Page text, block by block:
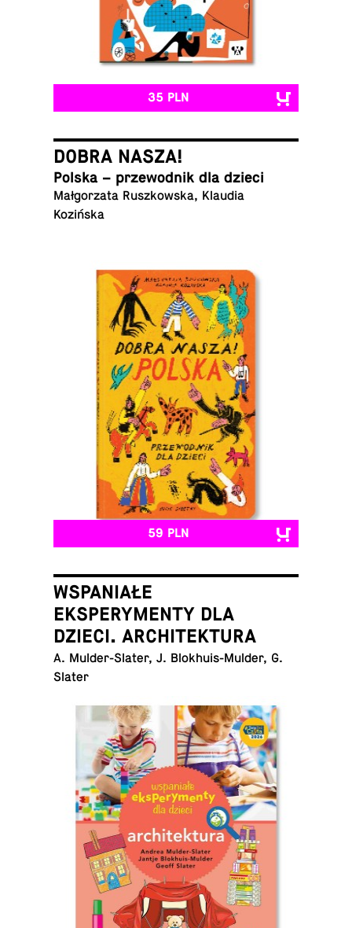
35 PLN
DOBRA NASZA!
Polska – prze­wod­nik dla dzieci
Mał­go­rza­ta Rusz­kow­ska, Klaudia
Kozińska
59 PLN
WSPANIAŁE
EKSPERYMENTY DLA
DZIECI. ARCHITEKTURA
A. Mul­der-Sla­ter, J. Blo­khu­is-Mul­der, G.
Slater